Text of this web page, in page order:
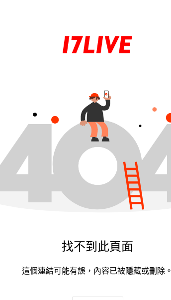
找不到此頁面
這個連結可能有誤，內容已被隱藏或刪除。